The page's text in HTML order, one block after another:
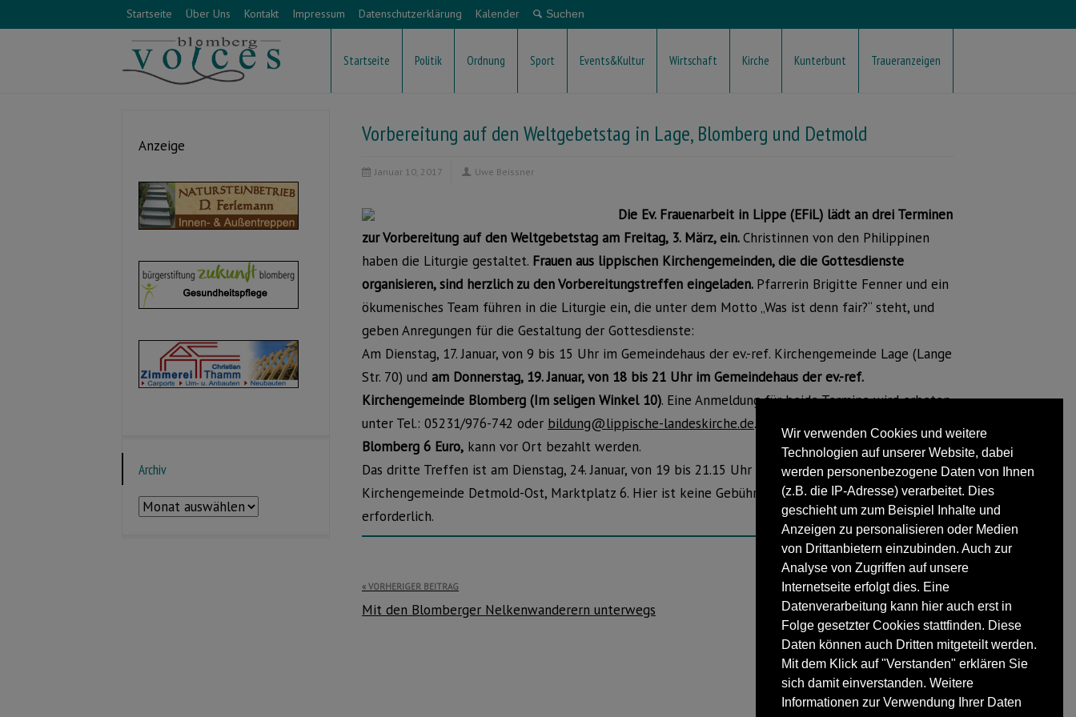
Wir verwenden Cookies und weitere
Technologien auf unserer Website, dabei
werden personenbezogene Daten von Ihnen
(z.B. die IP-Adresse) verarbeitet. Dies
geschieht um zum Beispiel Inhalte und
Anzeigen zu personalisieren oder Medien
von Drittanbietern einzubinden. Auch zur
Analyse von Zugriffen auf unsere
Internetseite erfolgt dies. Eine
Datenverarbeitung kann hier auch erst in
Folge gesetzter Cookies stattfinden. Diese
Daten können auch Dritten mitgeteilt werden.
Mit dem Klick auf "Verstanden" erklären Sie
sich damit einverstanden. Weitere
Informationen zur Verwendung Ihrer Daten
Startseite Über Uns Kontakt Impressum Datenschutzerklärung Kalender
Startseite Politik Ordnung Sport Events&Kultur Wirtschaft Kirche Kunterbunt Traueranzeigen
Vorbereitung auf den Weltgebetstag in Lage, Blomberg und Detmold
Januar 10, 2017 Uwe Beissner
Die Ev. Frauenarbeit in Lippe (EFiL) lädt an drei Terminen
zur Vorbereitung auf den Weltgebetstag am Freitag, 3. März, ein.Christinnen von den Philippinen
haben die Liturgie gestaltet. Frauen aus lippischen Kirchengemeinden, die die Gottesdienste
organisieren, sind herzlich zu den Vorbereitungstreffen eingeladen. Pfarrerin Brigitte Fenner und ein
ökumenisches Team führen in die Liturgie ein, die unter dem Motto „Was ist denn fair?“ steht, und
geben Anregungen für die Gestaltung der Gottesdienste:
Am Dienstag, 17. Januar, von 9 bis 15 Uhr im Gemeindehaus der ev.-ref. Kirchengemeinde Lage (Lange
Str. 70) und am Donnerstag, 19. Januar, von 18 bis 21 Uhr im Gemeindehaus der ev.-ref.
Kirchengemeinde Blomberg (Im seligen Winkel 10). Eine Anmeldung für beide Termine wird erbeten
unter Tel.: 05231/976-742 oder bildung@lippische-landeskirche.de. Die Gebühr, in Lage 9 Euro und in
Blomberg 6 Euro, kann vor Ort bezahlt werden.
Das dritte Treffen ist am Dienstag, 24. Januar, von 19 bis 21.15 Uhr im Gemeindehaus der ev.-ref.
Kirchengemeinde Detmold-Ost, Marktplatz 6. Hier ist keine Gebühr und keine Anmeldung
erforderlich.
Beitragsnavigation
VORHERIGER BEITRAG
Mit den Blomberger Nelkenwanderern unterwegs
NÄCHSTER BEITRAG
Ausgezeichnete Sicherheit
Anzeige
Archiv
Archiv